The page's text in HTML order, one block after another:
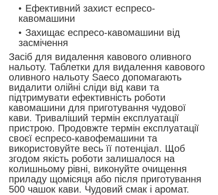
Ефективний захист еспресо-
кавомашини
Захищає еспресо-кавомашини від
засмічення
Засіб для видалення кавового оливного
нальоту. Таблетки для видалення кавового
оливного нальоту Saeco допомагають
видалити олійні сліди від кави та
підтримувати ефективність роботи
кавомашини для приготування чудової
кави. Триваліший термін експлуатації
пристрою. Продовжте термін експлуатації
своєї еспресо-кавофемашини та
використовуйте весь її потенціал. Щоб
згодом якість роботи залишалося на
колишньому рівні, виконуйте очищення
приладу щомісяця або після приготування
500 чашок кави. Чудовий смак і аромат.